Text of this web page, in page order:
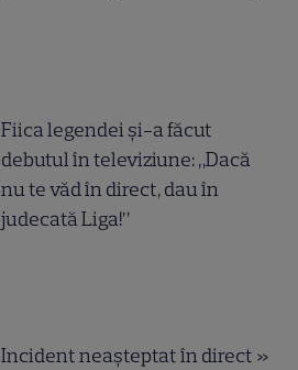
Fiica legendei și-a făcut
debutul în televiziune: „Dacă
nu te văd în direct, dau în
judecată Liga!”
Incident neașteptat în direct »